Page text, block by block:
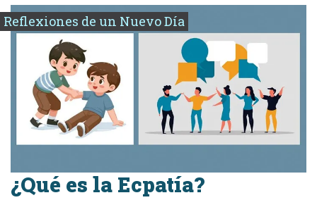
Reflexiones de un Nuevo Día
¿Qué es la Ecpatía?